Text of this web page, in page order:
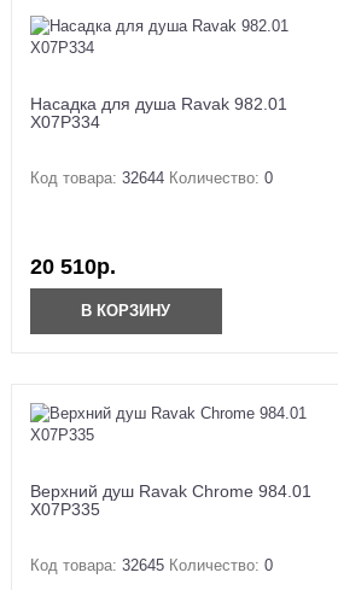
Насадка для душа Ravak 982.01
X07P334
Код товара: 32644 Количество: 0
20 510р.
В КОРЗИНУ
Верхний душ Ravak Chrome 984.01
X07P335
Код товара: 32645 Количество: 0